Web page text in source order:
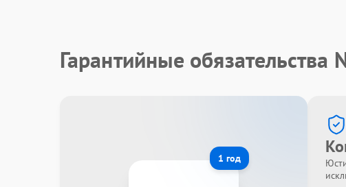
Гарантийные обязательства
1 год